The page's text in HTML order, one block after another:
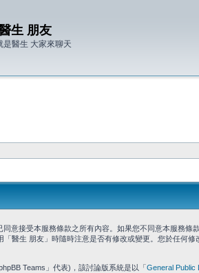
生 朋友
是醫生 大家來聊天
意接受本服務條款之所有內容。如果您不同意本服務條
醫生 朋友」時隨時注意是否有修改或變更。您於任何
Teams」代表)，該討論版系統是以「General Public